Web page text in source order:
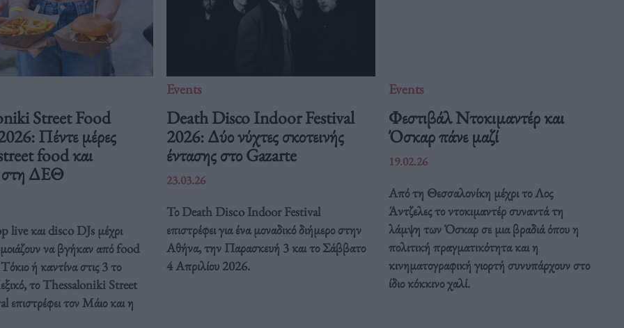
Street Food
Πέντε μέρες
food και
στη ΔΕΘ
και disco DJs μέχρι
μοιάζουν να βγήκαν από food
ή καντίνα στις 3 το
το Thessaloniki Street
επιστρέφει τον Μάιο και η
Events
Death Disco Indoor Festival
2026: Δύο νύχτες σκοτεινής
έντασης στο Gazarte
23.03.26
Το Death Disco Indoor Festival
επιστρέφει για ένα μοναδικό διήμερο στην
Αθήνα, την Παρασκευή 3 και το Σάββατο
4 Απριλίου 2026.
Events
Φεστιβάλ Ντοκιμαντέρ και
Όσκαρ πάνε μαζί
19.02.26
Από τη Θεσσαλονίκη μέχρι το Λος
Άντζελες το ντοκιμαντέρ συναντά τη
λάμψη των Όσκαρ σε μια βραδιά όπου η
πολιτική πραγματικότητα και η
κινηματογραφική γιορτή συνυπάρχουν στο
ίδιο κόκκινο χαλί.